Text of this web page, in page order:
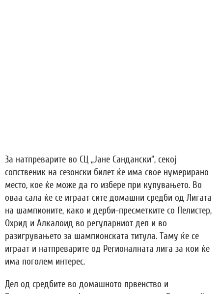
За натпреварите во СЦ „Јане Сандански“, секој
сопственик на сезонски билет ќе има свое нумерирано
место, кое ќе може да го избере при купувањето. Во
оваа сала ќе се играат сите домашни средби од Лигата
на шампионите, како и дерби-пресметките со Пелистер,
Охрид и Алкалоид во регуларниот дел и во
разигрувањето за шампионската титула. Таму ќе се
играат и натпреварите од Регионалната лига за кои ќе
има поголем интерес.
Дел од средбите во домашното првенство и